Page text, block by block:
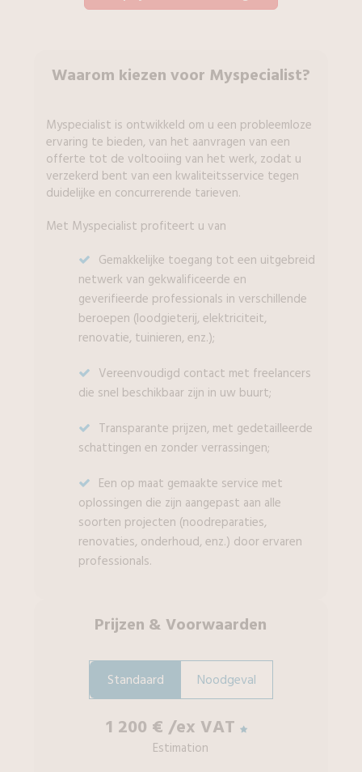
Waarom kiezen voor Myspecialist?
Myspecialist is ontwikkeld om u een probleemloze
ervaring te bieden, van het aanvragen van een
offerte tot de voltooiing van het werk, zodat u
verzekerd bent van een kwaliteitsservice tegen
duidelijke en concurrerende tarieven.
Met Myspecialist profiteert u van
Gemakkelijke toegang tot een uitgebreid
netwerk van gekwalificeerde en
geverifieerde professionals in verschillende
beroepen (loodgieterij, elektriciteit,
renovatie, tuinieren, enz.);
Vereenvoudigd contact met freelancers
die snel beschikbaar zijn in uw buurt;
Transparante prijzen, met gedetailleerde
schattingen en zonder verrassingen;
Een op maat gemaakte service met
oplossingen die zijn aangepast aan alle
soorten projecten (noodreparaties,
renovaties, onderhoud, enz.) door ervaren
professionals.
Prijzen & Voorwaarden
Standaard Noodgeval
1 200 € /ex VAT
Estimation